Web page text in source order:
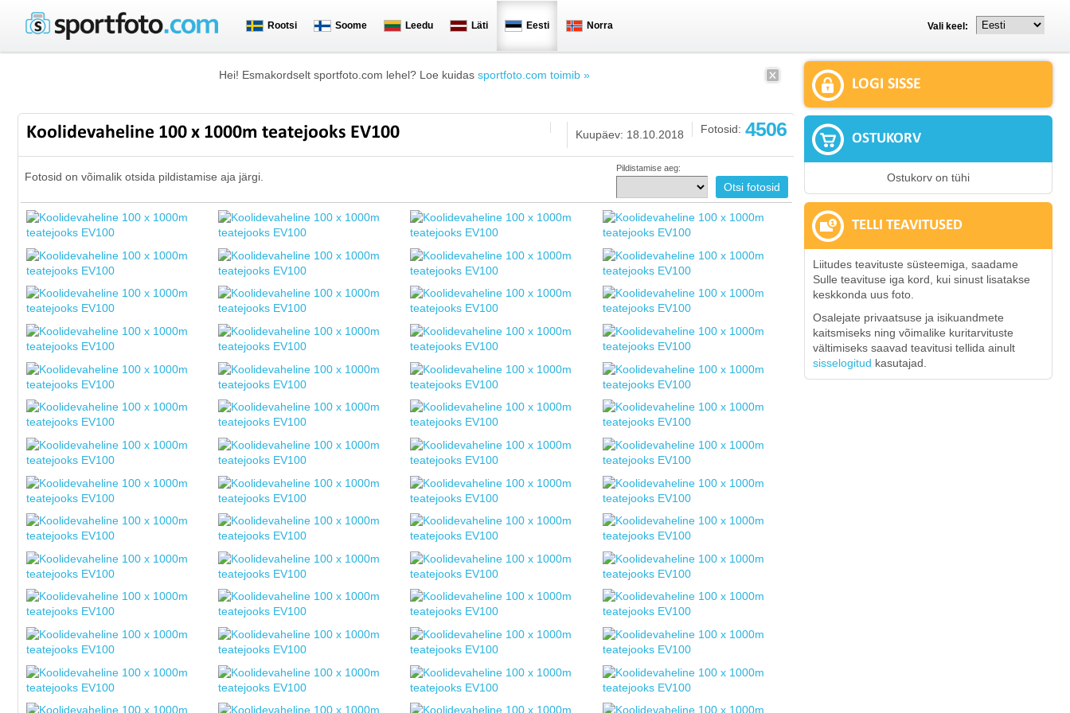
Rootsi Soome Leedu Läti Eesti Norra Vali keel:
Hei! Esmakordselt sportfoto.com lehel? Loe kuidas sportfoto.com toimib »
Koolidevaheline 100 x 1000m teatejooks EV100 Fotosid: 4506
Kuupäev: 18.10.2018
Fotosid on võimalik otsida pildistamise aja järgi.
Pildistamise aeg:
LOGI SISSE
OSTUKORV
Ostukorv on tühi
TELLI TEAVITUSED
Liitudes teavituste süsteemiga, saadame
Sulle teavituse iga kord, kui sinust lisatakse
keskkonda uus foto.
Osalejate privaatsuse ja isikuandmete
kaitsmiseks ning võimalike kuritarvituste
vältimiseks saavad teavitusi tellida ainult
sisselogitud kasutajad.